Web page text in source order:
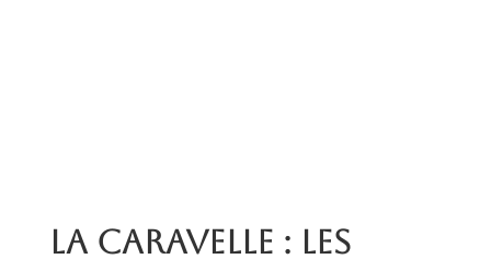
La Caravelle : les